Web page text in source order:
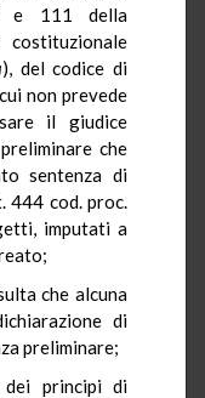
e 111 della
), del codice di
non prevede
il giudice
che
sentenza di
444 cod. proc.
imputati a
che alcuna
di
preliminare;
principi di